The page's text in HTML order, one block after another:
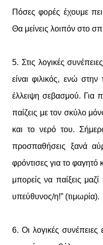
Πόσες φορές έχουμε πει
Θα μείνεις λοιπόν στο
5. Στις λογικές
είναι φιλικός, ενώ
έλλειψη σεβασμού. Για
παίζεις με τον σκύλο
και το νερό του.
προσπαθήσεις ξανά
φρόντισες για το
μπορείς να παίξεις
υπεύθυνος/η!” (τιμωρία).
6. Οι λογικές